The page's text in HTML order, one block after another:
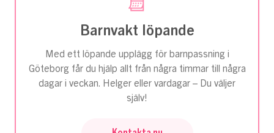
Barnvakt löpande
Med ett löpande upplägg för barnpassning i
Göteborg får du hjälp allt från några timmar till några
dagar i veckan. Helger eller vardagar – Du väljer
själv!